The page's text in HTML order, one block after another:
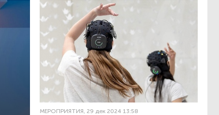
МЕРОПРИЯТИЯ , 29 дек 2024 13:58